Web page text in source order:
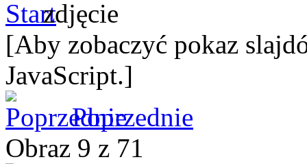
[Aby zobaczyć pokaz
JavaScript.]
Poprzednie
Obraz 9 z 71